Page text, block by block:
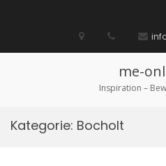
/
me-
Inspiration –
Kategorie: Bocholt